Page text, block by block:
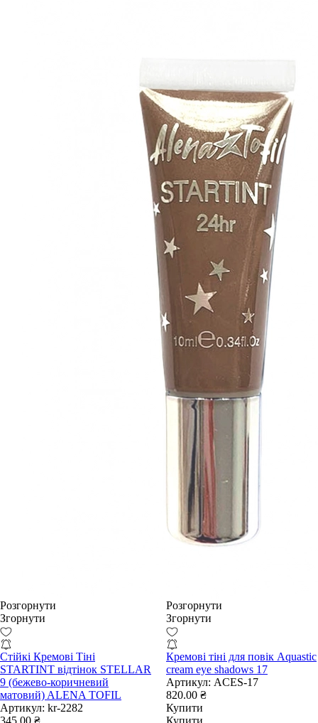
Розгорнути
Згорнути
Стійкі Кремові Тіні
STARTINT відтінок STELLAR
9 (бежево-коричневий
матовий) ALENA TOFIL
Артикул: kr-2282
345.00 ₴
Розгорнути
Згорнути
Кремові тіні для повік Aquastic
cream eye shadows 17
Артикул: ACES-17
820.00 ₴
Купити
Купити